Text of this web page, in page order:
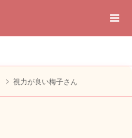
視力が良い梅子さん